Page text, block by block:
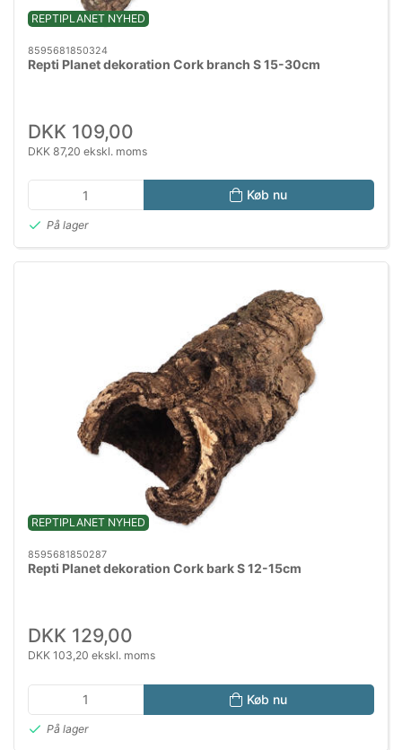
REPTIPLANET NYHED
8595681850324
Repti Planet dekoration Cork branch S 15-30cm
DKK 109,00
DKK 87,20 ekskl. moms
Køb nu
På lager
REPTIPLANET NYHED
8595681850287
Repti Planet dekoration Cork bark S 12-15cm
DKK 129,00
DKK 103,20 ekskl. moms
Køb nu
På lager